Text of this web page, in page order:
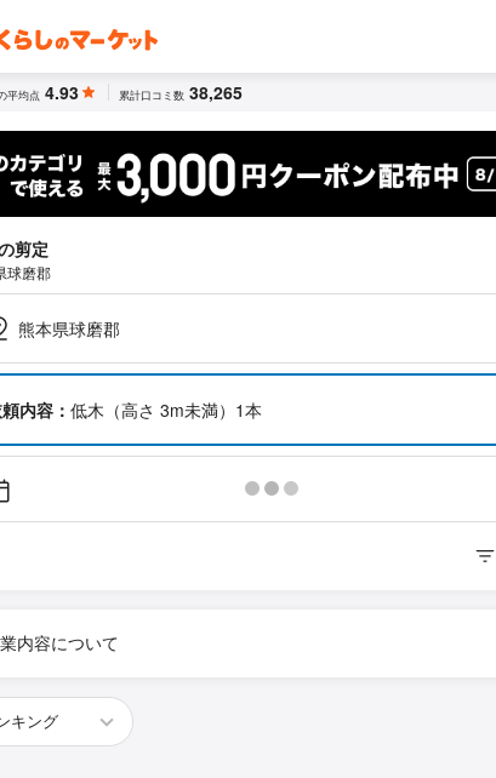
平均点 4.93 累計口コミ数 38,265
剪定
球磨郡
熊本県球磨郡
内容： 低木（高さ 3m未満）1本
内容について